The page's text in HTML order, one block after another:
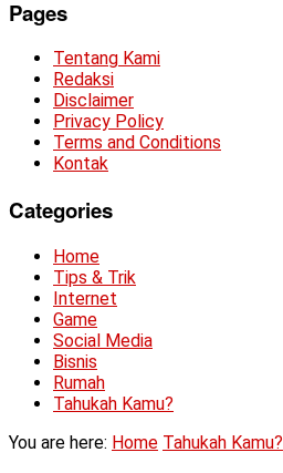
Pages
Tentang Kami
Redaksi
Disclaimer
Privacy Policy
Terms and Conditions
Kontak
Categories
Home
Tips & Trik
Internet
Game
Social Media
Bisnis
Rumah
Tahukah Kamu?
You are here: Home Tahukah Kamu?